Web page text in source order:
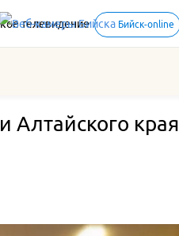
телевидение Бийск-online
Алтайского края